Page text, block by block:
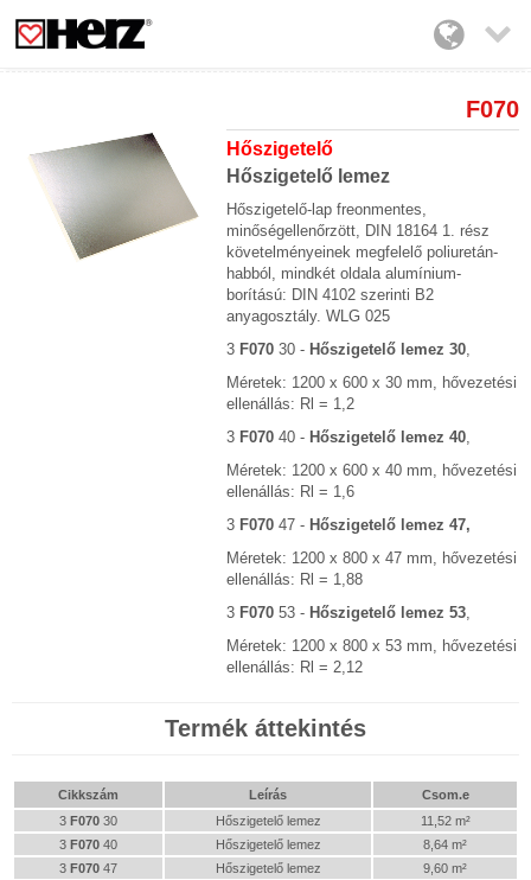

F070
Hőszigetelő
Hőszigetelő lemez
Hőszigetelő-lap freonmentes,
minőségellenőrzött, DIN 18164 1. rész
követelményeinek megfelelő poliuretán-
habból, mindkét oldala alumínium-
borítású: DIN 4102 szerinti B2
anyagosztály. WLG 025
3 F070 30 - Hőszigetelő lemez 30,
Méretek: 1200 x 600 x 30 mm, hővezetési
ellenállás: Rl = 1,2
3 F070 40 - Hőszigetelő lemez 40,
Méretek: 1200 x 600 x 40 mm, hővezetési
ellenállás: Rl = 1,6
3 F070 47 - Hőszigetelő lemez 47,
Méretek: 1200 x 800 x 47 mm, hővezetési
ellenállás: Rl = 1,88
3 F070 53 - Hőszigetelő lemez 53,
Méretek: 1200 x 800 x 53 mm, hővezetési
ellenállás: Rl = 2,12
Termék áttekintés
Cikkszám Leírás
Csom.e
3 F070 30 Hőszigetelő lemez
11,52 m²
3 F070 40 Hőszigetelő lemez
8,64 m²
3 F070 47 Hőszigetelő lemez
9,60 m²